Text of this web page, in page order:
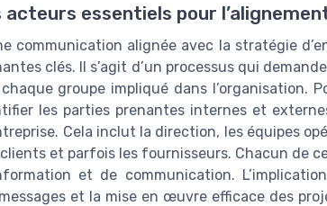
acteurs essentiels pour
communication alignée avec la stratégie
clés. Il s’agit d’un processus qui
groupe impliqué dans l’organisation.
les parties prenantes internes et
Cela inclut la direction, les équipes
et parfois les fournisseurs. Chacun de
et de communication.
et la mise en œuvre efficace des